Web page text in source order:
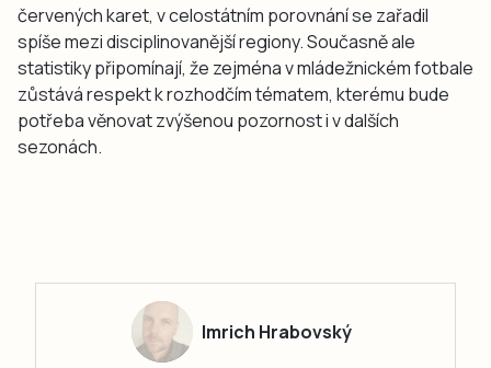
červených karet, v celostátním porovnání se zařadil
spíše mezi disciplinovanější regiony. Současně ale
statistiky připomínají, že zejména v mládežnickém fotbale
zůstává respekt k rozhodčím tématem, kterému bude
potřeba věnovat zvýšenou pozornost i v dalších
sezonách.
Imrich Hrabovský